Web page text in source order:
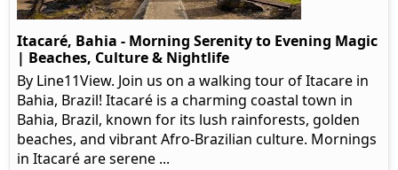
Itacaré, Bahia - Morning Serenity to Evening Magic
| Beaches, Culture & Nightlife
By Line11View. Join us on a walking tour of Itacare in
Bahia, Brazil! Itacaré is a charming coastal town in
Bahia, Brazil, known for its lush rainforests, golden
beaches, and vibrant Afro-Brazilian culture. Mornings
in Itacaré are serene ...